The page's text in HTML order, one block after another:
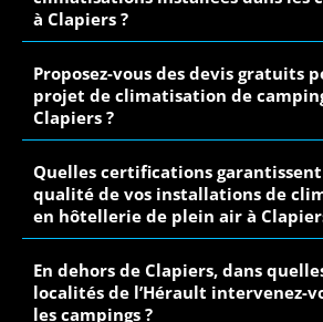
à Clapiers ?
Proposez-vous des devis gratuits
projet de climatisation de
Clapiers ?
Quelles certifications
qualité de vos installations de
en hôtellerie de plein air à
En dehors de Clapiers, dans
localités de l’Hérault intervenez-
les campings ?